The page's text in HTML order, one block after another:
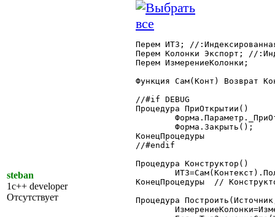
steban
1c++ developer
Отсутствует
Перем ИТЗ; //
Перем Колонки Экспорт; //
Перем ИзмерениеКолонки;
Функция Сам(Конт) Возврат
//#if DEBUG
Процедура ПриОткрытии()
КонецПроцедуры
//#endif
Процедура Конструктор()
КонецПроцедуры	// Конструктор
Процедура